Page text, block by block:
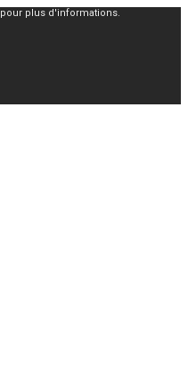
pour plus d'informations.